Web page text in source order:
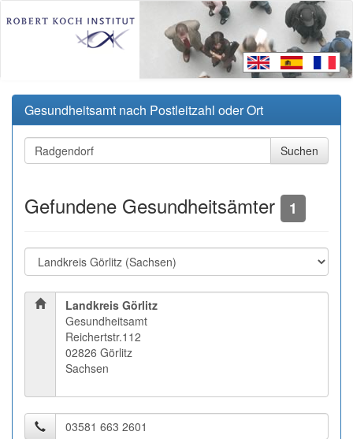
Gesundheitsamt nach Postleitzahl oder Ort
Gefundene Gesundheitsämter 1
Landkreis Görlitz
Gesundheitsamt
Reichertstr.112
02826 Görlitz
Sachsen